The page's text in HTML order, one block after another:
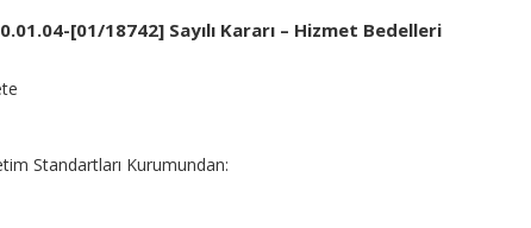
[01/18742] Sayılı Kararı – Hizmet Bedelleri
Standartları Kurumundan: